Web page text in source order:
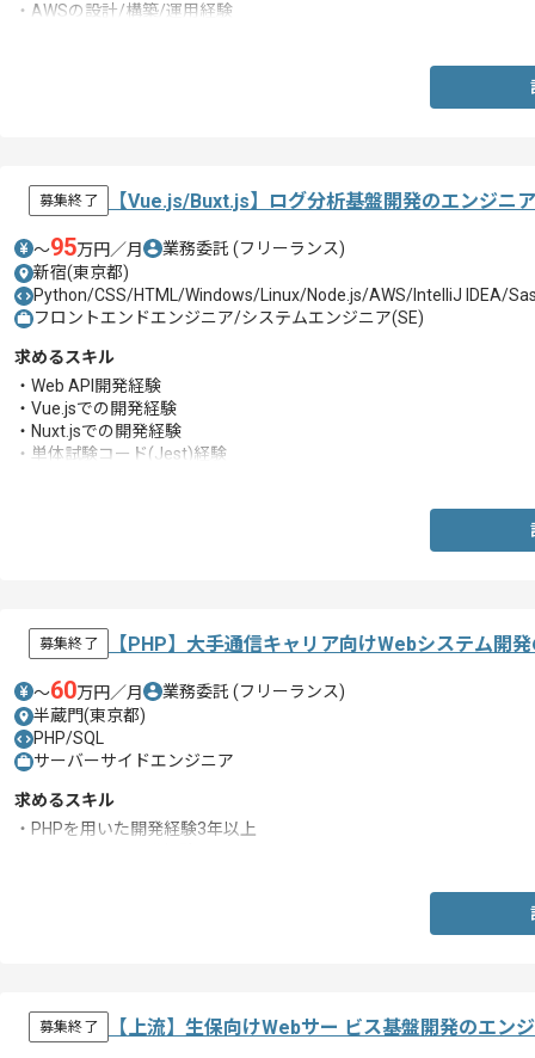
・AWSの設計/構築/運用経験
募集終了 【Vue.js/Buxt.js】ログ分析基盤開発のエンジニ
〜95万円／月 業務委託 (フリーランス)
新宿(東京都)
Python/CSS/HTML/Windows/Linux/Node.js/AWS/IntelliJ IDEA/
フロントエンドエンジニア/システムエンジニア(SE)
求めるスキル
・Web API開発経験
・Vue.jsでの開発経験
・Nuxt.jsでの開発経験
・単体試験コード(Jest)経験
募集終了 【PHP】大手通信キャリア向けWebシステム開
〜60万円／月 業務委託 (フリーランス)
半蔵門(東京都)
PHP/SQL
サーバーサイドエンジニア
求めるスキル
・PHPを用いた開発経験3年以上
募集終了 【上流】生保向けWebサー ビス基盤開発のエン